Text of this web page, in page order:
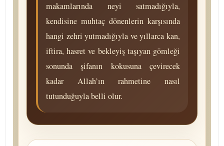
makamlarında neyi satmadığıyla,
kendisine muhtaç dönenlerin karşısında
hangi zehri yutmadığıyla ve yıllarca kan,
iftira, hasret ve bekleyiş taşıyan gömleği
sonunda şifanın kokusuna çevirecek
kadar Allah’ın rahmetine nasıl
tutunduğuyla belli olur.